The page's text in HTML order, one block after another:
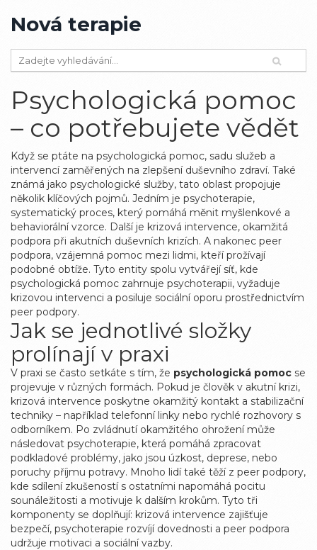
Nová terapie
Psychologická pomoc
– co potřebujete vědět
Když se ptáte na psychologická pomoc, sadu služeb a
intervencí zaměřených na zlepšení duševního zdraví. Také
známá jako psychologické služby, tato oblast propojuje
několik klíčových pojmů. Jedním je psychoterapie,
systematický proces, který pomáhá měnit myšlenkové a
behaviorální vzorce. Další je krizová intervence, okamžitá
podpora při akutních duševních krizích. A nakonec peer
podpora, vzájemná pomoc mezi lidmi, kteří prožívají
podobné obtíže. Tyto entity spolu vytvářejí síť, kde
psychologická pomoc zahrnuje psychoterapii, vyžaduje
krizovou intervenci a posiluje sociální oporu prostřednictvím
peer podpory.
Jak se jednotlivé složky
prolínají v praxi
V praxi se často setkáte s tím, že psychologická pomoc se
projevuje v různých formách. Pokud je člověk v akutní krizi,
krizová intervence poskytne okamžitý kontakt a stabilizační
techniky – například telefonní linky nebo rychlé rozhovory s
odborníkem. Po zvládnutí okamžitého ohrožení může
následovat psychoterapie, která pomáhá zpracovat
podkladové problémy, jako jsou úzkost, deprese, nebo
poruchy příjmu potravy. Mnoho lidí také těží z peer podpory,
kde sdílení zkušeností s ostatními napomáhá pocitu
sounáležitosti a motivuje k dalším krokům. Tyto tři
komponenty se doplňují: krizová intervence zajišťuje
bezpečí, psychoterapie rozvíjí dovednosti a peer podpora
udržuje motivaci a sociální vazby.